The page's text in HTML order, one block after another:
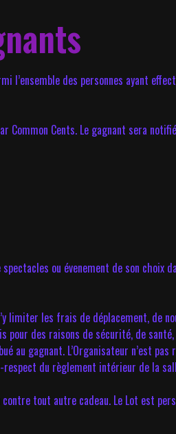
l’ensemble des personnes ayant
Cents. Le gagnant sera notifié
ou évenement de son choix
limiter les frais de déplacement, de
pour des raisons de sécurité, de
au gagnant. L’Organisateur n’est
du règlement intérieur de la
tout autre cadeau. Le Lot est